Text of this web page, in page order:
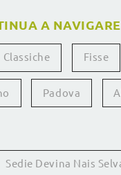
A NAVIGARE
Classiche Fisse
Padova
Sedie Devina Nais